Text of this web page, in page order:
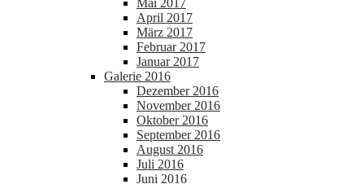
April 2017
März 2017
Februar 2017
Januar 2017
Galerie 2016
Dezember 2016
November 2016
Oktober 2016
September 2016
August 2016
Juli 2016
Juni 2016